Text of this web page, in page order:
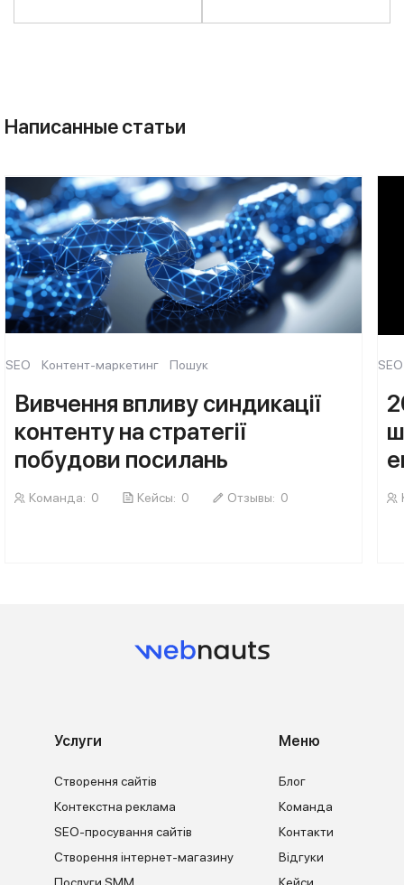
Написанные статьи
SEO Контент-маркетинг Пошук
Вивчення впливу синдикації
контенту на стратегії
побудови посилань
Команда: 0 Кейсы: 0 Отзывы: 0
SEO
Услуги
Створення сайтів
Контекстна реклама
SEO-просування сайтів
Створення інтернет-магазину
Меню
Блог
Команда
Контакти
Відгуки